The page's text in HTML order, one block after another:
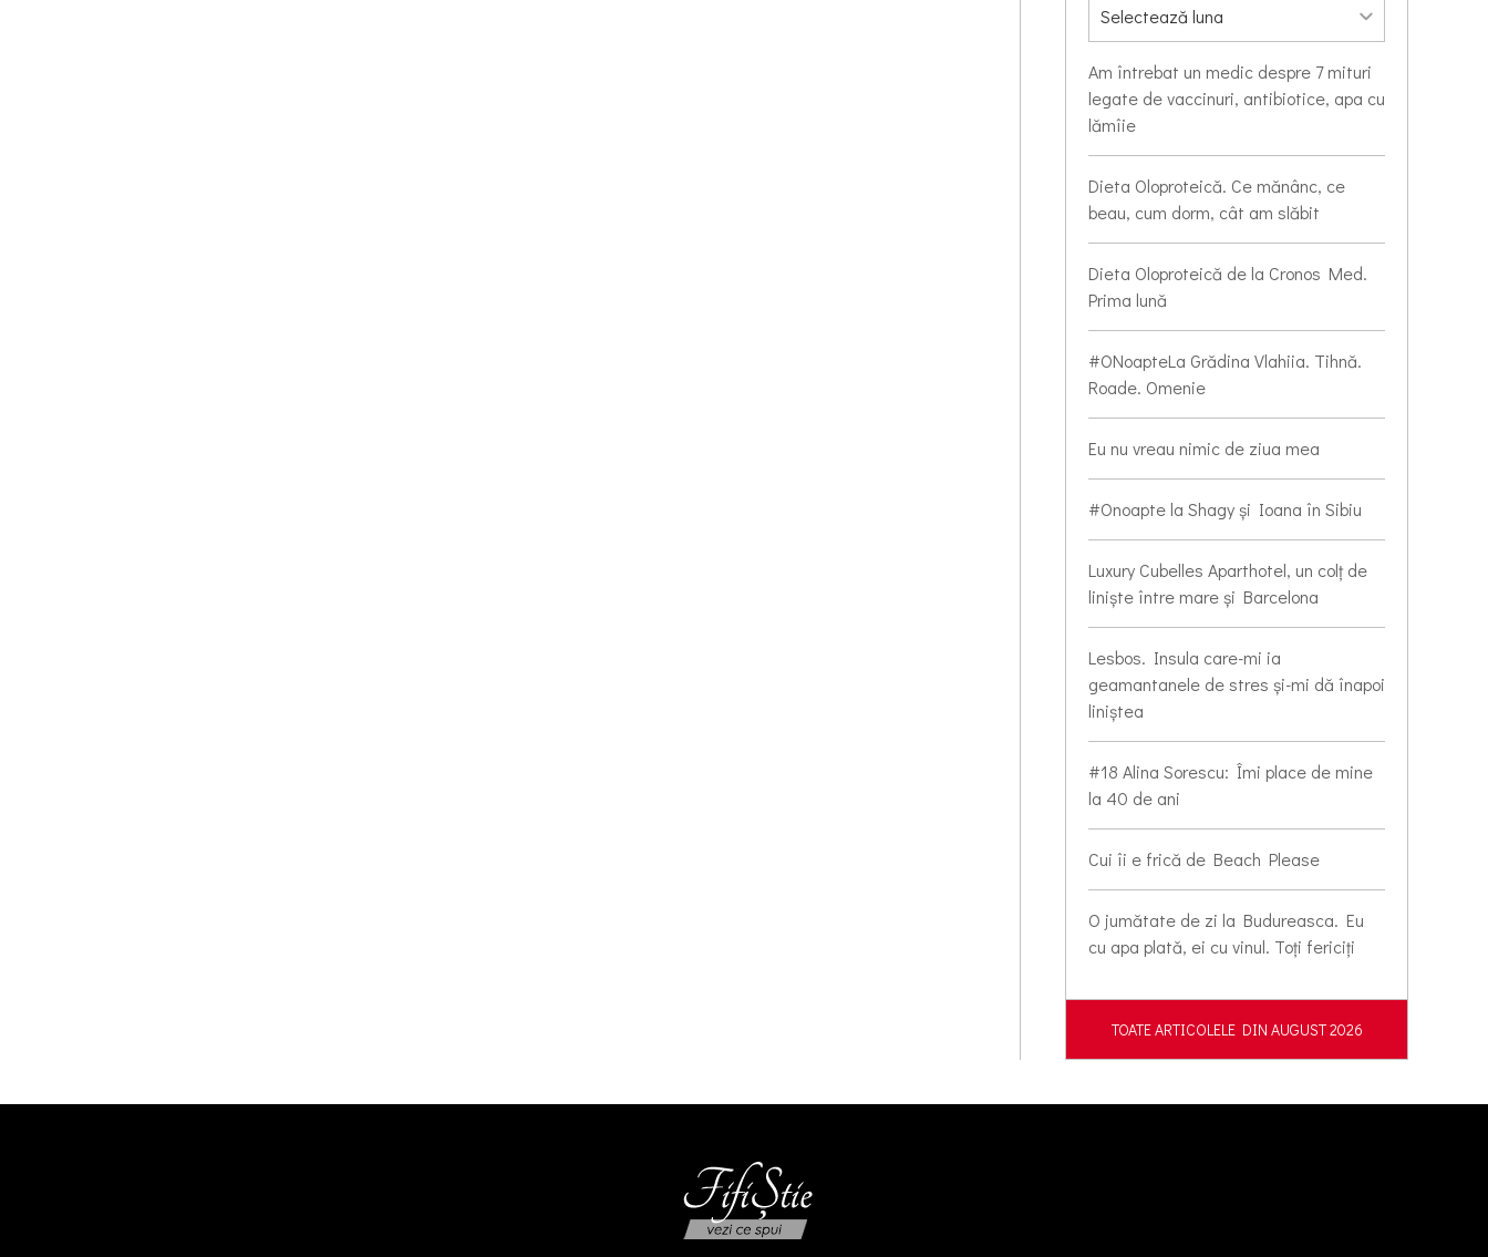
Am întrebat un medic despre 7 mituri
legate de vaccinuri, antibiotice, apa cu
lămîie
Dieta Oloproteică. Ce mănânc, ce
beau, cum dorm, cât am slăbit
Dieta Oloproteică de la Cronos Med.
Prima lună
#ONoapteLa Grădina Vlahiia. Tihnă.
Roade. Omenie
Eu nu vreau nimic de ziua mea
#Onoapte la Shagy și Ioana în Sibiu
Luxury Cubelles Aparthotel, un colț de
liniște între mare și Barcelona
Lesbos. Insula care-mi ia
geamantanele de stres și-mi dă înapoi
liniștea
#18 Alina Sorescu: Îmi place de mine
la 40 de ani
Cui îi e frică de Beach Please
O jumătate de zi la Budureasca. Eu
cu apa plată, ei cu vinul. Toți fericiți
TOATE ARTICOLELE DIN AUGUST 2026